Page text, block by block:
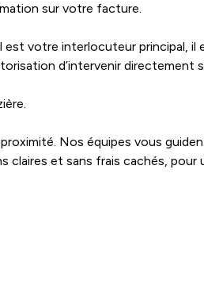
sur votre facture.
votre interlocuteur principal,
d’intervenir directement
Nos équipes vous
et sans frais cachés,